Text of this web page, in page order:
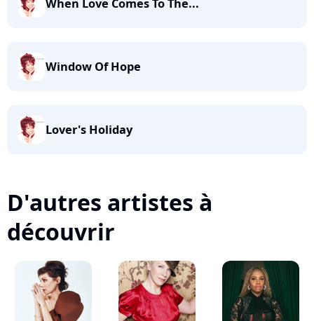
When Love Comes To The...
Window Of Hope
Lover's Holiday
D'autres artistes à
découvrir